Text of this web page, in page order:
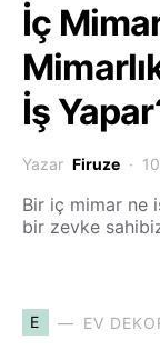
İç
İş
Yazar Firuze
Bir iç mimar ne
bir zevke
E EV